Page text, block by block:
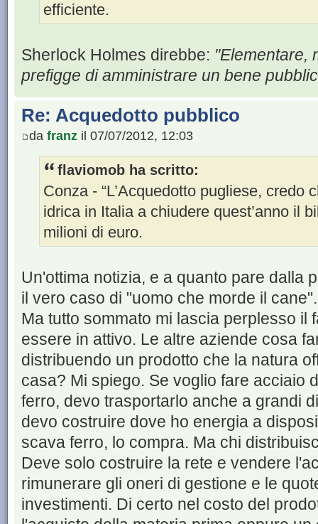
efficiente.
Sherlock Holmes direbbe: "Elementare,
prefigge di amministrare un bene
Re: Acquedotto pubblico
da franz il 07/07/2012, 12:03
flaviomob ha scritto:
Conza - “L’Acquedotto pugliese, credo
idrica in Italia a chiudere quest’anno il
milioni di euro.
Un'ottima notizia, e a quanto pare dalla
il vero caso di "uomo che morde il cane".
Ma tutto sommato mi lascia perplesso il
essere in attivo. Le altre aziende cosa
distribuendo un prodotto che la natura
casa? Mi spiego. Se voglio fare acciaio
ferro, devo trasportarlo anche a grandi
devo costruire dove ho energia a
scava ferro, lo compra. Ma chi
Deve solo costruire la rete e vendere
rimunerare gli oneri di gestione e le
investimenti. Di certo nel costo del